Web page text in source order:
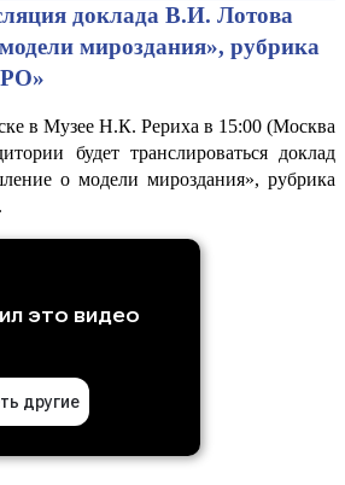
доклада В.И. Лотова
мироздания», рубрика
в Музее Н.К. Рериха в 15:00 (Москва
будет транслироваться доклад
о модели мироздания», рубрика